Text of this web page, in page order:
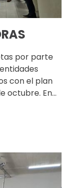
por parte
con el plan
octubre. En…